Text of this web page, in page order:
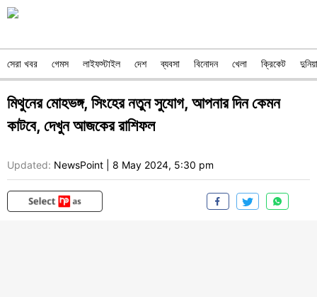
সেরা খবর গেমস লাইফস্টাইল দেশ ব্যবসা বিনোদন খেলা ক্রিকেট দুনিয়া
মিথুনের মোহভঙ্গ, সিংহের নতুন সুযোগ, আপনার দিন কেমন
কাটবে, দেখুন আজকের রাশিফল
Updated: NewsPoint 8 May 2024, 5:30 pm